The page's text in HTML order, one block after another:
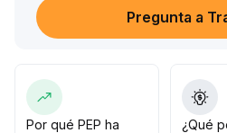
tecnológico para formar un
petróleo) incrementan la
soporte de 137
30 dólares se pierde, existe
Pregunta a
Por qué PEP ha
¿Qué